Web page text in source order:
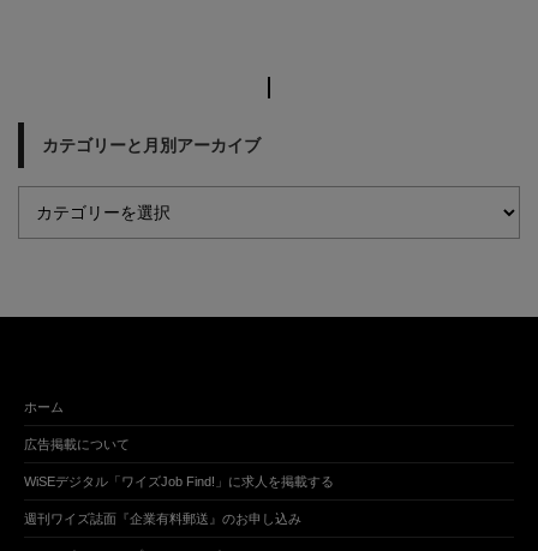
カテゴリーと月別アーカイブ
ホーム
広告掲載について
WiSEデジタル「ワイズJob Find!」に求人を掲載する
週刊ワイズ誌面『企業有料郵送』のお申し込み